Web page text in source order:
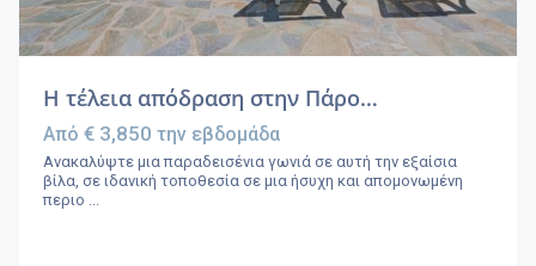
Η τέλεια απόδραση στην Πάρο…
Από € 3,850την εβδομάδα
Ανακαλύψτε μια παραδεισένια γωνιά σε αυτή την εξαίσια
βίλα, σε ιδανική τοποθεσία σε μια ήσυχη και απομονωμένη
περιο